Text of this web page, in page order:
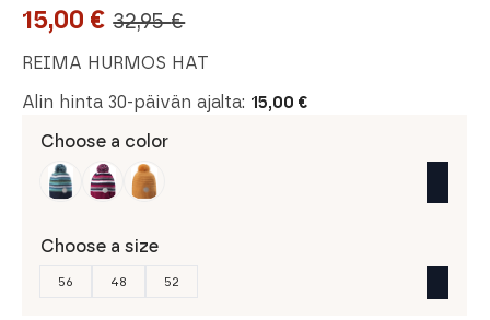
32,95€
Original
price
was:
32,95 €.
15,00 €
Current
price
is:
15,00 €.
REIMA HURMOS HAT
Alin hinta 30-päivän ajalta: 15,00 €
Choose a color
Choose a size
56 48 52